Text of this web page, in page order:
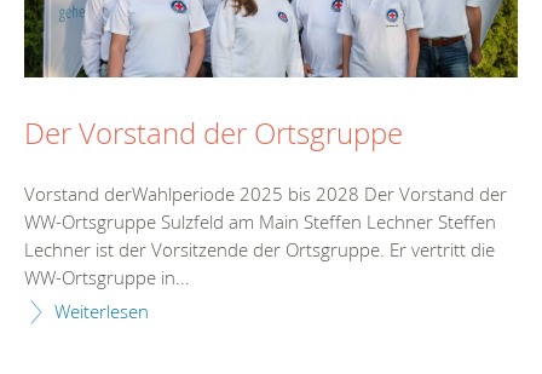
Der Vorstand der Ortsgruppe
Vorstand derWahlperiode 2025 bis 2028 Der Vorstand der
WW-Ortsgruppe Sulzfeld am Main Steffen Lechner Steffen
Lechner ist der Vorsitzende der Ortsgruppe. Er vertritt die
WW-Ortsgruppe in...
Weiterlesen